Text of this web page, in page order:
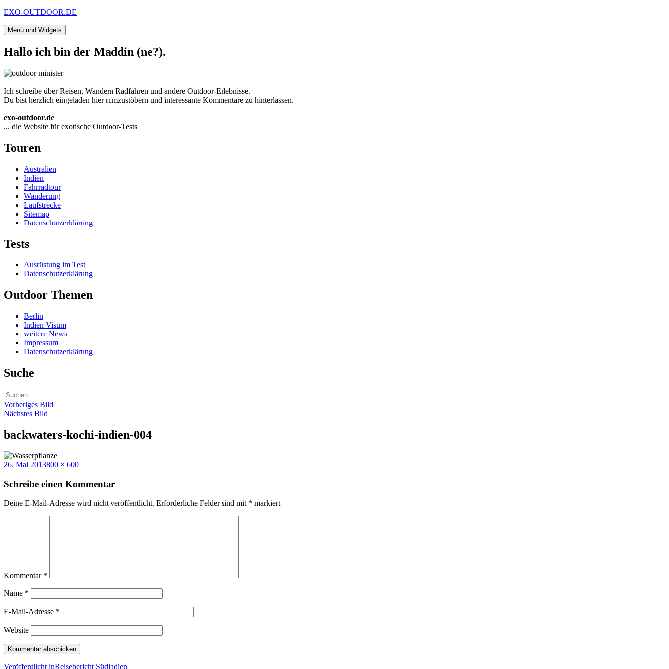
Zum
springen
EXO-OUTDOOR.DE
Menü und Widgets
Hallo ich bin der Maddin (ne?).
Ich schreibe über Reisen, Wandern Radfahren und andere Outdoor-Erlebnisse.
Du bist herzlich eingeladen hier rumzustöbern und interessante Kommentare zu hinterlassen.
exo-outdoor.de
... die Website für exotische Outdoor-Tests
Touren
Australien
Indien
Fahrradtour
Wanderung
Laufstrecke
Sitemap
Datenschutzerklärung
Tests
Ausrüstung im Test
Datenschutzerklärung
Outdoor Themen
Berlin
Indien Visum
weitere News
Impressum
Datenschutzerklärung
Suche
Suchen
nach:
Vorheriges Bild
Nächstes Bild
backwaters-kochi-indien-004
Veröffentlicht
26. Mai 2013Volle
800 × 600
Schreibe einen Kommentar
Deine E-Mail-Adresse wird nicht veröffentlicht. Erforderliche Felder sind mit * markiert
Kommentar *
Name *
E-Mail-Adresse *
Website
Veröffentlicht inReisebericht Südindien